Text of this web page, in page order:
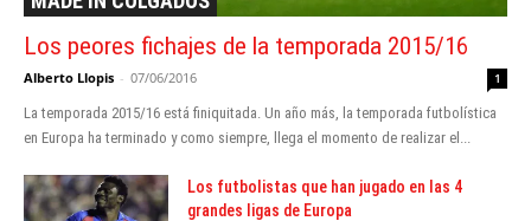
Los peores fichajes de la temporada 2015/16
Alberto Llopis - 07/06/2016 1
La temporada 2015/16 está finiquitada. Un año más, la temporada futbolística
en Europa ha terminado y como siempre, llega el momento de realizar el...
Los futbolistas que han jugado en las 4
grandes ligas de Europa